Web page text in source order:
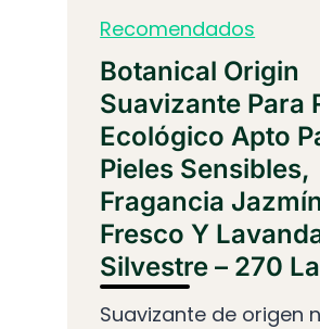
Recomendados
Botanical Origin
Suavizante Para
Ecológico Apto
Pieles Sensibles,
Fragancia Jazmín
Fresco Y
Silvestre – 270
Suavizante de origen